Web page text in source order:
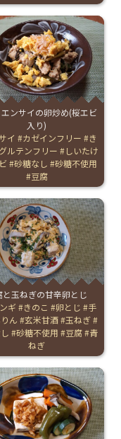
ンサイの卵炒め(桜エビ
入り)
イ カゼインフリー
き
グルテンフリー
しいたけ
砂糖なし
砂糖不使用
豆腐
と玉ねぎの甘辛卵とじ
ギ きのこ 卵とじ
手
ん
玄米甘酒
玉ねぎ
砂糖不使用 豆腐
青
ねぎ
座・クラス
希望される方へ